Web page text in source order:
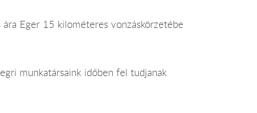
Eger 15 kilométeres vonzáskörzetébe
munkatársaink időben fel tudjanak